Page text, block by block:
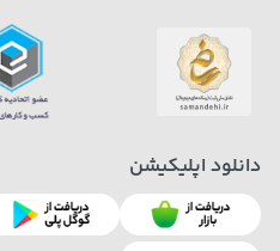
169,900 تومان خرید
دانلود اپلیکیشن